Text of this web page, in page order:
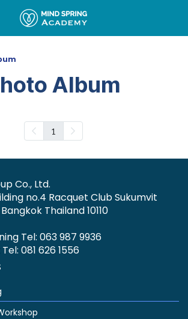
Album
1
Co., Ltd.
no.4 Racquet Club Sukumvit
Thailand 10110
Tel: 063 987 9936
081 626 1556